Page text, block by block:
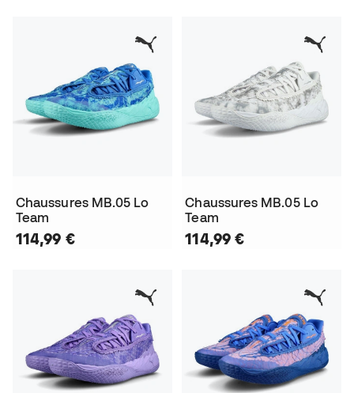
Chaussures MB.05 Lo
Team
114,99 €
Chaussures MB.05 Lo
Team
114,99 €